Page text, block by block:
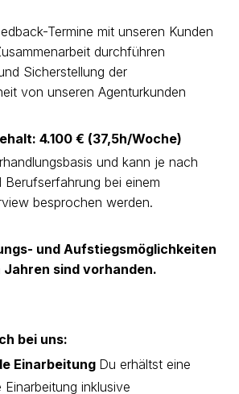
Termine mit unseren Kunden
durchführen
Sicherstellung der
von unseren Agenturkunden
4.100 € (37,5h/Woche)
und kann je nach
Berufserfahrung bei einem
besprochen werden.
und Aufstiegsmöglichkeiten
sind vorhanden.
bei uns:
Einarbeitung Du erhältst eine
inklusive